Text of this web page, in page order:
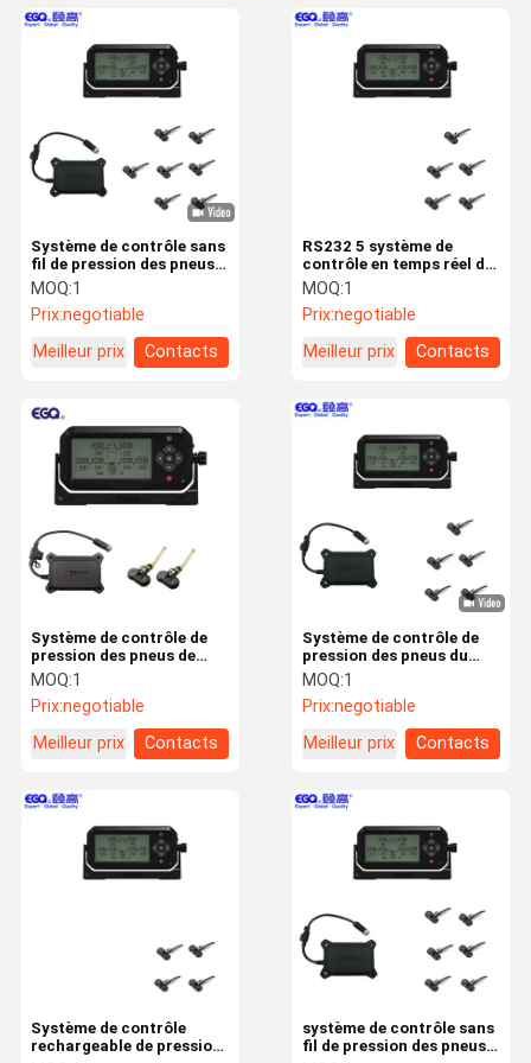
Des Produits
Visite
RS232 5 système de
contrôle en temps réel de
pression des pneus du
pneu rv
MOQ:1
Prix:negotiable
Meilleur prix
Contacts
Système de contrôle sans
fil de pression des pneus
de 7 capteurs pour le rv
MOQ:1
Prix:negotiable
Meilleur prix
Contacts
Système de contrôle de
pression des pneus du
camion TPMS rv de pneu
de Digital cinq
MOQ:1
Prix:negotiable
Meilleur prix
Contacts
Système de contrôle de
pression des pneus de
TPMS rv
MOQ:1
Prix:negotiable
Meilleur prix
Contacts
système de contrôle sans
fil de pression des pneus
Système de contrôle
rechargeable de pression